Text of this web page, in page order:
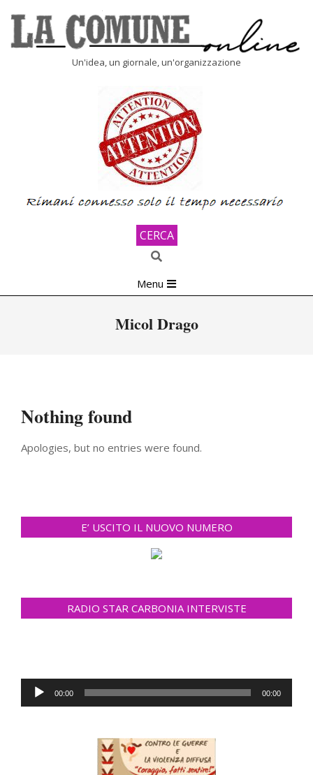
content
Un'idea, un giornale, un'organizzazione
CERCA
Search
Navigation
Menu
Micol Drago
Nothing found
Apologies, but no entries were found.
E’ USCITO IL NUOVO NUMERO
RADIO STAR CARBONIA INTERVISTE
Lecteur
audio
00:00 00:00